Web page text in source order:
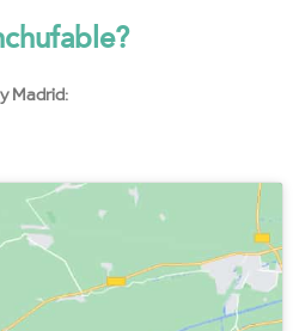
Madrid: